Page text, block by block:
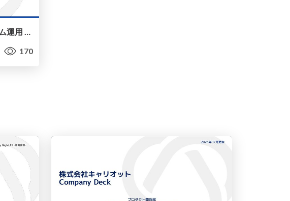
AWSのサービス終了に備えるシステム運用 / cariot-cloud-shokudo
170